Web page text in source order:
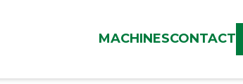
MACHINESCONTACT